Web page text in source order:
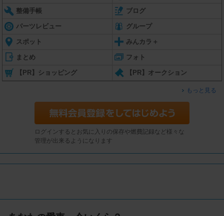
整備手帳 ブログ
パーツレビュー グループ
スポット みんカラ＋
まとめ フォト
【PR】ショッピング 【PR】オークション
もっと見る
ログインするとお気に入りの保存や燃費記録など様々な
管理が出来るようになります